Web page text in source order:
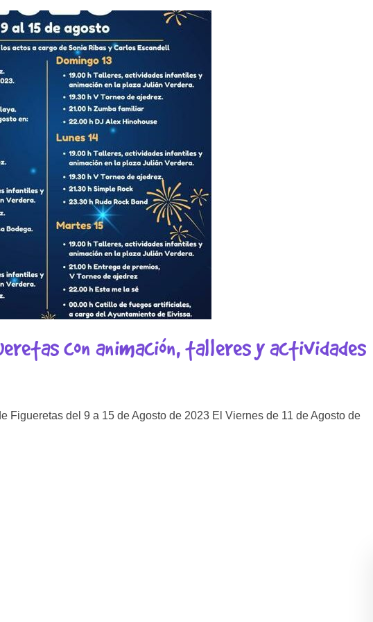
con animación, talleres y actividades
Figueretas del 9 a 15 de Agosto de 2023 El Viernes de 11 de Agosto de